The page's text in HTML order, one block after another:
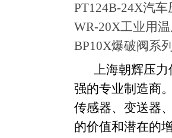
PT124B-24X汽
WR-20X工业用
BP10X爆破阀系
上海朝辉压
强的专业制造商
传感器、变送器
的价值和潜在的